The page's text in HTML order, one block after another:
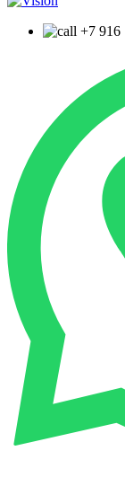
+7 916